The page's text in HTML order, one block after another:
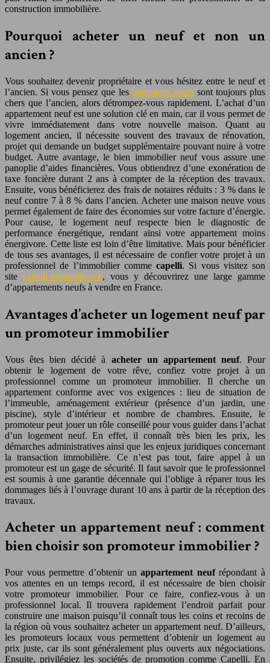
construction immobilière.
Pourquoi acheter un neuf et non un
ancien ?
Vous souhaitez devenir propriétaire et vous hésitez entre le neuf et
l’ancien. Si vous pensez que les logements neufssont toujours plus
chers que l’ancien, alors détrompez-vous rapidement. L’achat d’un
appartement neuf est une solution clé en main, car il vous permet de
vivre immédiatement dans votre nouvelle maison. Quant au
logement ancien, il nécessite souvent des travaux de rénovation,
projet qui demande un budget supplémentaire pouvant nuire à votre
budget. Autre avantage, le bien immobilier neuf vous assure une
panoplie d’aides financières. Vous obtiendrez d’une exonération de
taxe foncière durant 2 ans à compter de la réception des travaux.
Ensuite, vous bénéficierez des frais de notaires réduits : 3 % dans le
neuf contre 7 à 8 % dans l’ancien. Acheter une maison neuve vous
permet également de faire des économies sur votre facture d’énergie.
Pour cause, le logement neuf respecte bien le diagnostic de
performance énergétique, rendant ainsi votre appartement moins
énergivore. Cette liste est loin d’être limitative. Mais pour bénéficier
de tous ses avantages, il est nécessaire de confier votre projet à un
professionnel de l’immobilier comme capelli. Si vous visitez son
site capelli-immobilier.ch, vous y découvrirez une large gamme
d’appartements neufs à vendre en France.
Avantages d’acheter un logement neuf par
un promoteur immobilier
Vous êtes bien décidé à acheter un appartement neuf. Pour
obtenir le logement de votre rêve, confiez votre projet à un
professionnel comme un promoteur immobilier. Il cherche un
appartement conforme avec vos exigences : lieu de situation de
l’immeuble, aménagement extérieur (présence d’un jardin, une
piscine), style d’intérieur et nombre de chambres. Ensuite, le
promoteur peut jouer un rôle conseillé pour vous guider dans l’achat
d’un logement neuf. En effet, il connaît très bien les prix, les
démarches administratives ainsi que les enjeux juridiques concernant
la transaction immobilière. Ce n’est pas tout, faire appel à un
promoteur est un gage de sécurité. Il faut savoir que le professionnel
est soumis à une garantie décennale qui l’oblige à réparer tous les
dommages liés à l’ouvrage durant 10 ans à partir de la réception des
travaux.
Acheter un appartement neuf : comment
bien choisir son promoteur immobilier ?
Pour vous permettre d’obtenir unappartement neufrépondant à
vos attentes en un temps record, il est nécessaire de bien choisir
votre promoteur immobilier. Pour ce faire, confiez-vous à un
professionnel local. Il trouvera rapidement l’endroit parfait pour
construire une maison puisqu’il connaît tous les coins et recoins de
la région où vous souhaitez acheter un appartement neuf. D’ailleurs,
les promoteurs locaux vous permettent d’obtenir un logement au
prix juste, car ils sont généralement plus ouverts aux négociations.
Ensuite, privilégiez les sociétés de promotion comme Capelli. En